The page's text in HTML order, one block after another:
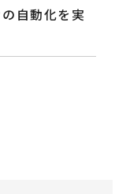
自動化を実